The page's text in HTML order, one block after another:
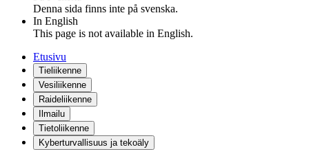
Denna sida finns inte på svenska.
In English
This page is not available in English.
Etusivu
Tieliikenne
Vesiliikenne
Raideliikenne
Ilmailu
Tietoliikenne
Kyberturvallisuus ja tekoäly